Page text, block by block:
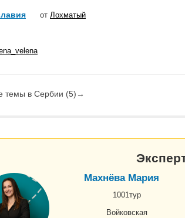
от Лохматый
темы в Сербии (5)→
Махнёва Мария
1001тур
Войковская